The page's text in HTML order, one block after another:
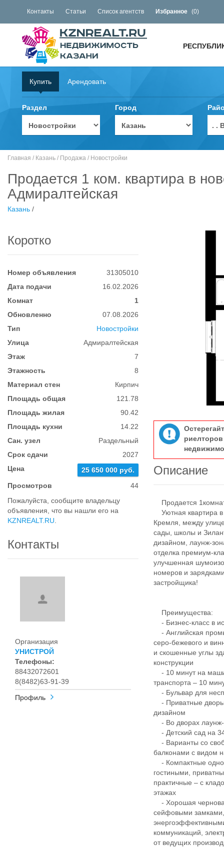
Контакты Статьи Список агентств Избранное (0)
Купить Арендовать
Раздел Город
. .
Главная / Казань / Продажа / Новостройки
Продается 1 ком. квартира в
Адмиралтейская
Казань /
Коротко
Номер объявления
31305010
Дата подачи
16.02.2026
Комнат
1
Обновленно
07.08.2026
Тип
Новостройки
Улица
Адмиралтейская
Этаж
7
Этажность
8
Материал стен
Кирпич
Площадь общая
121.78
Площадь жилая
90.42
Площадь кухни
14.22
Сан. узел
Раздельный
Срок сдачи
2027
Цена
25 650 000 руб.
Просмотров
44
Пожалуйста, сообщите владельцу
объявления, что вы нашли его на
KZNREALT.RU
Контакты
Организация
УНИСТРОЙ
Телефоны:
88432072601
8(8482)63-91-39
Профиль
Описание
Продается
Уютная квартира в
Кремля, между
сады, школы и
дизайном, лаунж-
отделка премиум-
улучшенная
номеров и
застройщика!
Преимущества:
- Бизнес-класс в
- Английская
серо-бежевого и
и скошенные углы
конструкции
- 10 минут на
транспорта – 10
- Бульвар для
- Приватные
дизайном
- Во дворах лаунж-
- Детский сад на
- Варианты со
балконами с видом
- Компактные
гостиными,
практичные – с
этажах
- Хорошая
сейфовыми
коммуникаций,
от ведущих